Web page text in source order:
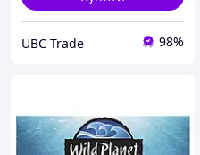
UBC Trade 98%